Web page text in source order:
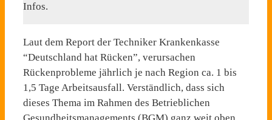
Infos.
Laut dem Report der Techniker Krankenkasse
“Deutschland hat Rücken”, verursachen
Rückenprobleme jährlich je nach Region ca. 1 bis
1,5 Tage Arbeitsausfall. Verständlich, dass sich
dieses Thema im Rahmen des Betrieblichen